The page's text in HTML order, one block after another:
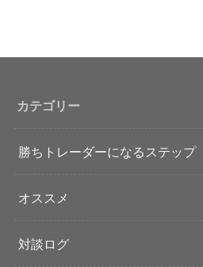
カテゴリー
勝ちトレーダーになるステップ
オススメ
対談ログ